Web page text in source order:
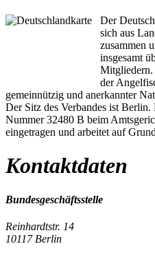
Der
sich aus
zusammen
insgesamt
der
gemeinnützig und anerkannter
Der Sitz des Verbandes ist
Nummer 32480 B beim
eingetragen und arbeitet auf
Kontaktdaten
Bundesgeschäftsstelle
Reinhardtstr. 14
10117 Berlin